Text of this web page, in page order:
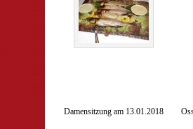
Damensitzung am 13.01.2018